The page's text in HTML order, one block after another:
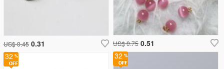
US$ 0.45 0.31 US$ 0.75 0.51
32
32